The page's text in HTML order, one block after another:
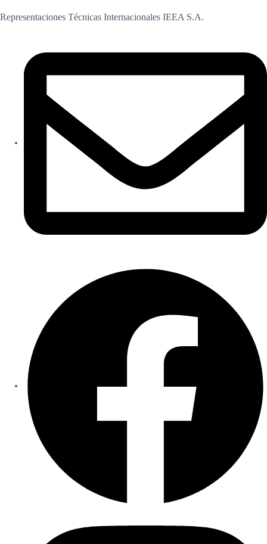
Representaciones Técnicas Internacionales IEEA S.A.